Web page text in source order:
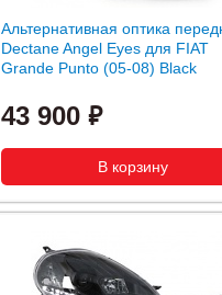
Альтернативная оптика
Dectane Angel Eyes для FIAT
Grande Punto (05-08) Black
43 900